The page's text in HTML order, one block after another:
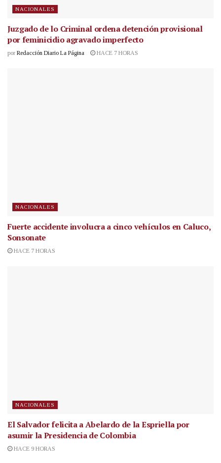
NACIONALES
Juzgado de lo Criminal ordena detención provisional
por feminicidio agravado imperfecto
por Redacción Diario La Página HACE 7 HORAS
NACIONALES
Fuerte accidente involucra a cinco vehículos en Caluco,
Sonsonate
HACE 7 HORAS
NACIONALES
El Salvador felicita a Abelardo de la Espriella por
asumir la Presidencia de Colombia
HACE 9 HORAS